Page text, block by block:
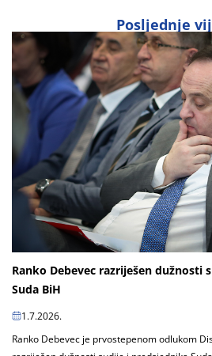
Posljednje
Ranko Debevec razriješen dužnosti
Suda BiH
1.7.2026.
Ranko Debevec je prvostepenom odlukom